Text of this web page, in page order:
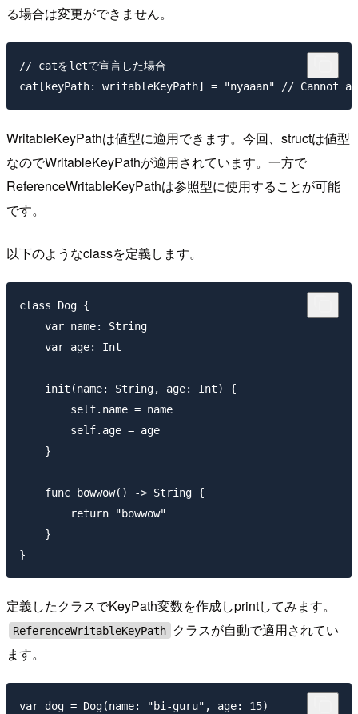
る場合は変更ができません。
// catをletで宣言した場合
WritableKeyPathは値型に適用できます。今回、structは値型
なのでWritableKeyPathが適用されています。一方で
ReferenceWritableKeyPathは参照型に使用することが可能
です。
以下のようなclassを定義します。
class Dog {
    var name: String
    var age: Int
    init(name: String, age: Int) {
        self.name = name
        self.age = age
    }
    func bowwow() -> String {
        return "bowwow"
    }
定義したクラスでKeyPath変数を作成しprintしてみます。
ReferenceWritableKeyPath
クラスが自動で適用されてい
ます。
var dog = Dog(name: "bi-guru", age: 15)